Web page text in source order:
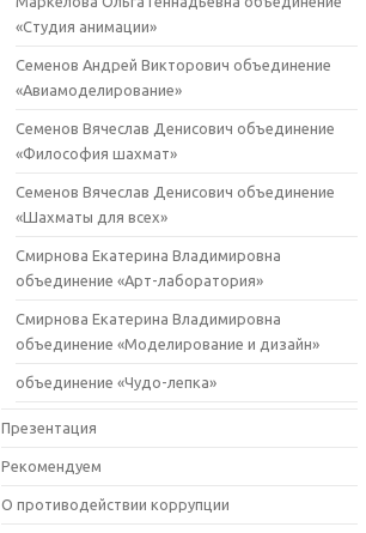
«Студия анимации»
Семенов Андрей Викторович объединение
«Авиамоделирование»
Семенов Вячеслав Денисович объединение
«Философия шахмат»
Семенов Вячеслав Денисович объединение
«Шахматы для всех»
Смирнова Екатерина Владимировна
объединение «Арт-лаборатория»
Смирнова Екатерина Владимировна
объединение «Моделирование и дизайн»
объединение «Чудо-лепка»
Презентация
Рекомендуем
О противодействии коррупции